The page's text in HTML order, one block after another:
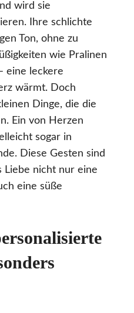
wird sie
Ihre schlichte
Ton, ohne zu
wie Pralinen
eine leckere
wärmt. Doch
Dinge, die die
Ein von Herzen
sogar in
Diese Gesten sind
Liebe nicht nur eine
eine süße